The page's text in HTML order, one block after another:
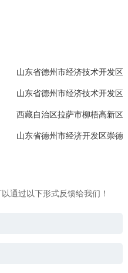
山东省德州市经济技术开发区
山东省德州市经济技术开发区
西藏自治区拉萨市柳梧高新区
山东省德州市经济开发区崇德
通过以下形式反馈给我们！